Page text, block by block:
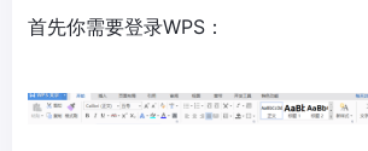
首先你需要登录WPS：